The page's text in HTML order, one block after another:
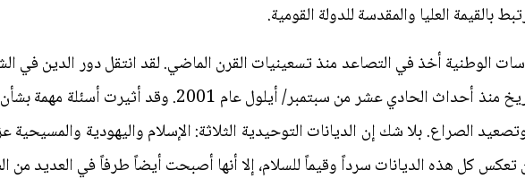
بالقيمة العليا والمقدسة للدولة القومية.
الوطنية أخذ في التصاعد منذ تسعينيات القرن الماضي. لقد انتقل دور الدين في
متزايد إلى صدارة التاريخ منذ أحداث الحادي عشر من سبتمبر/
الصراع. بلا شك إن الديانات التوحيدية الثلاثة: الإسلام واليهودية والمسيحية
كل هذه الديانات سرداً وقيماً للسلام، إلا أنها أصبحت أيضاً طرفاً في العديد من